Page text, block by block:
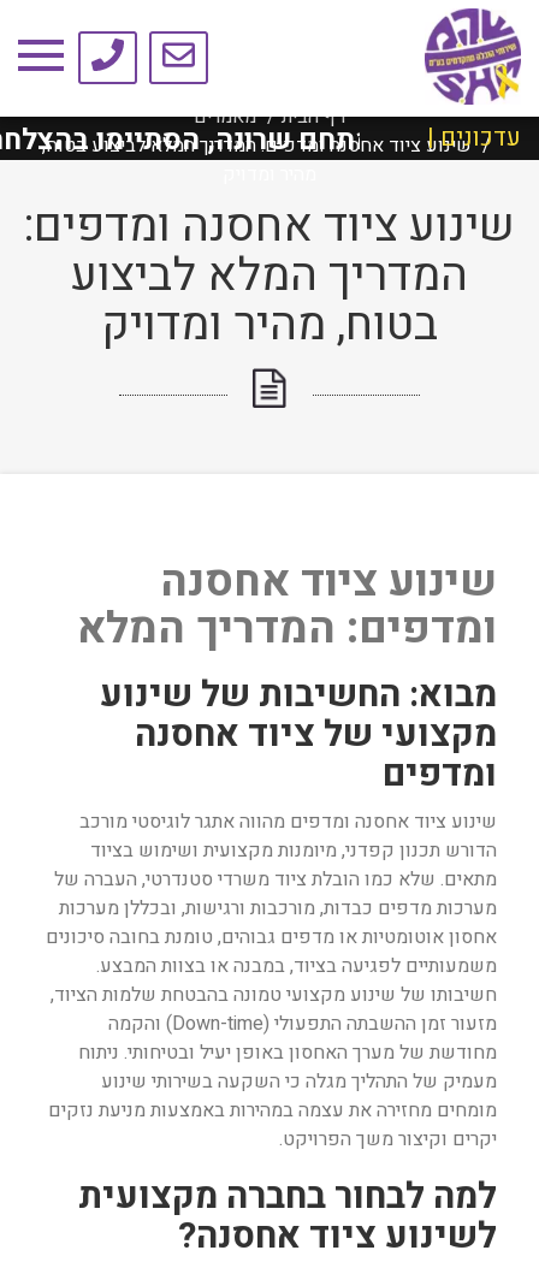
טיפים ומאמרים
דף הבית
מאמרים
שינוע ציוד אחסנה ומדפים: המדריך המלא לביצוע בטוח,עדכונים |
למתחם שרונה, הסתיימו בהצלחה!
שינוע ציוד אחסנה ומדפים:
המדריך המלא לביצוע
בטוח, מהיר ומדויק
שינוע ציוד אחסנה
ומדפים: המדריך המלא
מבוא: החשיבות של שינוע
מקצועי של ציוד אחסנה
ומדפים
שינוע ציוד אחסנה ומדפים מהווה אתגר לוגיסטי מורכב
הדורש תכנון קפדני, מיומנות מקצועית ושימוש בציוד
מתאים. שלא כמו הובלת ציוד משרדי סטנדרטי, העברה של
מערכות מדפים כבדות, מורכבות ורגישות, ובכללן מערכות
אחסון אוטומטיות או מדפים גבוהים, טומנת בחובה סיכונים
משמעותיים לפגיעה בציוד, במבנה או בצוות המבצע.
חשיבותו של שינוע מקצועי טמונה בהבטחת שלמות הציוד,
מזעור זמן ההשבתה התפעולי (Down-time) והקמה
מחודשת של מערך האחסון באופן יעיל ובטיחותי. ניתוח
מעמיק של התהליך מגלה כי השקעה בשירותי שינוע
מומחים מחזירה את עצמה במהירות באמצעות מניעת נזקים
יקרים וקיצור משך הפרויקט.
למה לבחור בחברה מקצועית
לשינוע ציוד אחסנה?